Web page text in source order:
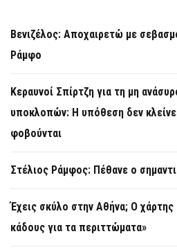
Βενιζέλος: Αποχαιρετώ με
Ράμφο
Κεραυνοί Σπίρτζη για τη μη
υποκλοπών: Η υπόθεση δεν
φοβούνται
Στέλιος Ράμφος: Πέθανε ο
Έχεις σκύλο στην Αθήνα; Ο χάρτης
κάδους για τα περιττώματα»